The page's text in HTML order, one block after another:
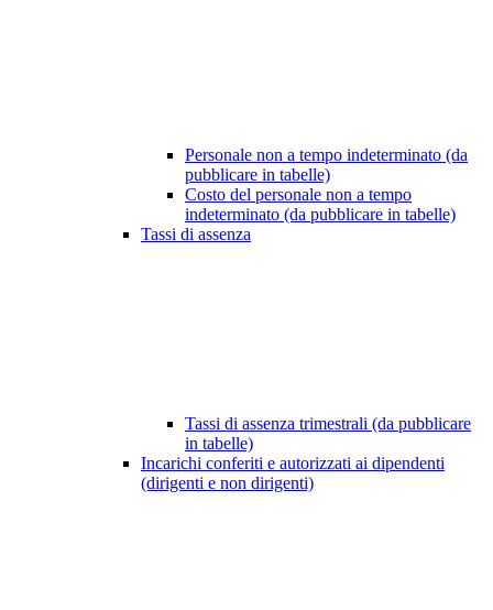
Personale non a tempo indeterminato (da
pubblicare in tabelle)
Costo del personale non a tempo
indeterminato (da pubblicare in tabelle)
Tassi di assenza
Tassi di assenza trimestrali (da pubblicare
in tabelle)
Incarichi conferiti e autorizzati ai dipendenti
(dirigenti e non dirigenti)